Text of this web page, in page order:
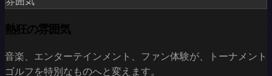
熱狂の雰囲気
音楽、エンターテインメント、ファン体験が、トーナメント
ゴルフを特別なものへと変えます。